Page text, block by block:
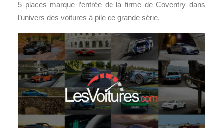
5 places marque l’entrée de la firme de Coventry dans
l’univers des voitures à pile de grande série.